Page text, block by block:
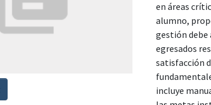
en áreas
alumno,
gestión debe
egresados
satisfacción
incluye